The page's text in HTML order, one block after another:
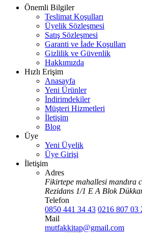
Önemli Bilgiler
Teslimat Koşulları
Üyelik Sözleşmesi
Satış Sözleşmesi
Garanti ve İade Koşulları
Gizlilik ve Güvenlik
Hakkımızda
Hızlı Erişim
Anasayfa
Yeni Ürünler
İndirimdekiler
Müşteri Hizmetleri
İletişim
Blog
Üye
Yeni Üyelik
Üye Girişi
İletişim
Adres
Fikirtepe mahallesi mandıra
Rezidans 1/1 E A Blok
Telefon
0850 441 34 43 0216 807 03
Mail
mutfakkitap@gmail.com